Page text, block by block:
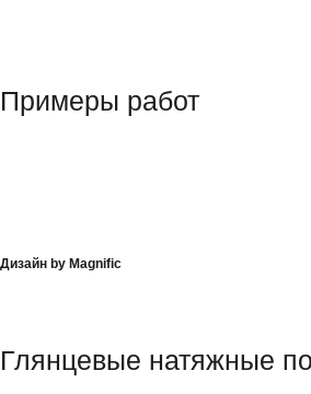
Примеры работ
Дизайн by Magnific
Глянцевые натяжные